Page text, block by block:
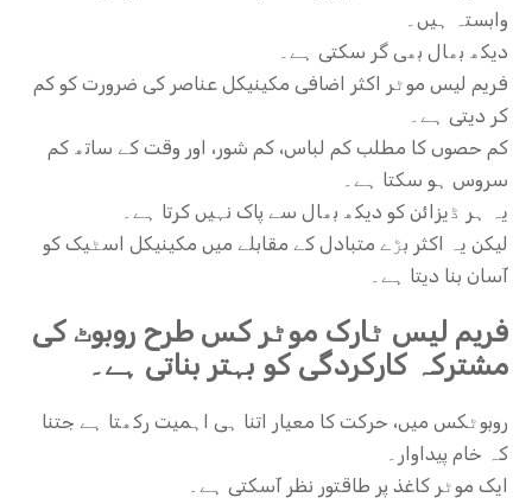
وابستہ ہیں۔
دیکھ بھال بھی گر سکتی ہے۔
فریم لیس موٹر اکثر اضافی مکینیکل عناصر کی ضرورت کو کم
کر دیتی ہے۔
کم حصوں کا مطلب کم لباس، کم شور، اور وقت کے ساتھ کم
سروس ہو سکتا ہے۔
یہ ہر ڈیزائن کو دیکھ بھال سے پاک نہیں کرتا ہے۔
لیکن یہ اکثر بڑے متبادل کے مقابلے میں مکینیکل اسٹیک کو
آسان بنا دیتا ہے۔
فریم لیس ٹارک موٹر کس طرح روبوٹ کی
مشترکہ کارکردگی کو بہتر بناتی ہے۔
روبوٹکس میں، حرکت کا معیار اتنا ہی اہمیت رکھتا ہے جتنا
کہ خام پیداوار۔
ایک موٹر کاغذ پر طاقتور نظر آسکتی ہے۔